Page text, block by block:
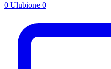
0 Ulubione 0